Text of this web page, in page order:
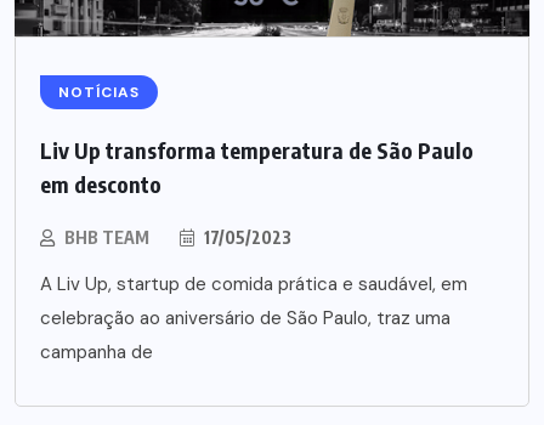
NOTÍCIAS
Liv Up transforma temperatura de São Paulo
em desconto
BHB TEAM 17/05/2023
A Liv Up, startup de comida prática e saudável, em
celebração ao aniversário de São Paulo, traz uma
campanha de